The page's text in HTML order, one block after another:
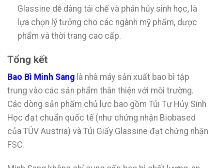
Glassine dễ dàng tái chế và phân hủy sinh học, là
lựa chọn lý tưởng cho các ngành mỹ phẩm, dược
phẩm và thời trang cao cấp.
Tổng kết
Bao Bì Minh Sang là nhà máy sản xuất bao bì tập
trung vào các sản phẩm thân thiện với môi trường.
Các dòng sản phẩm chủ lực bao gồm Túi Tự Hủy Sinh
Học đạt chuẩn quốc tế (như chứng nhận Biobased
của TÜV Austria) và Túi Giấy Glassine đạt chứng nhận
FSC.